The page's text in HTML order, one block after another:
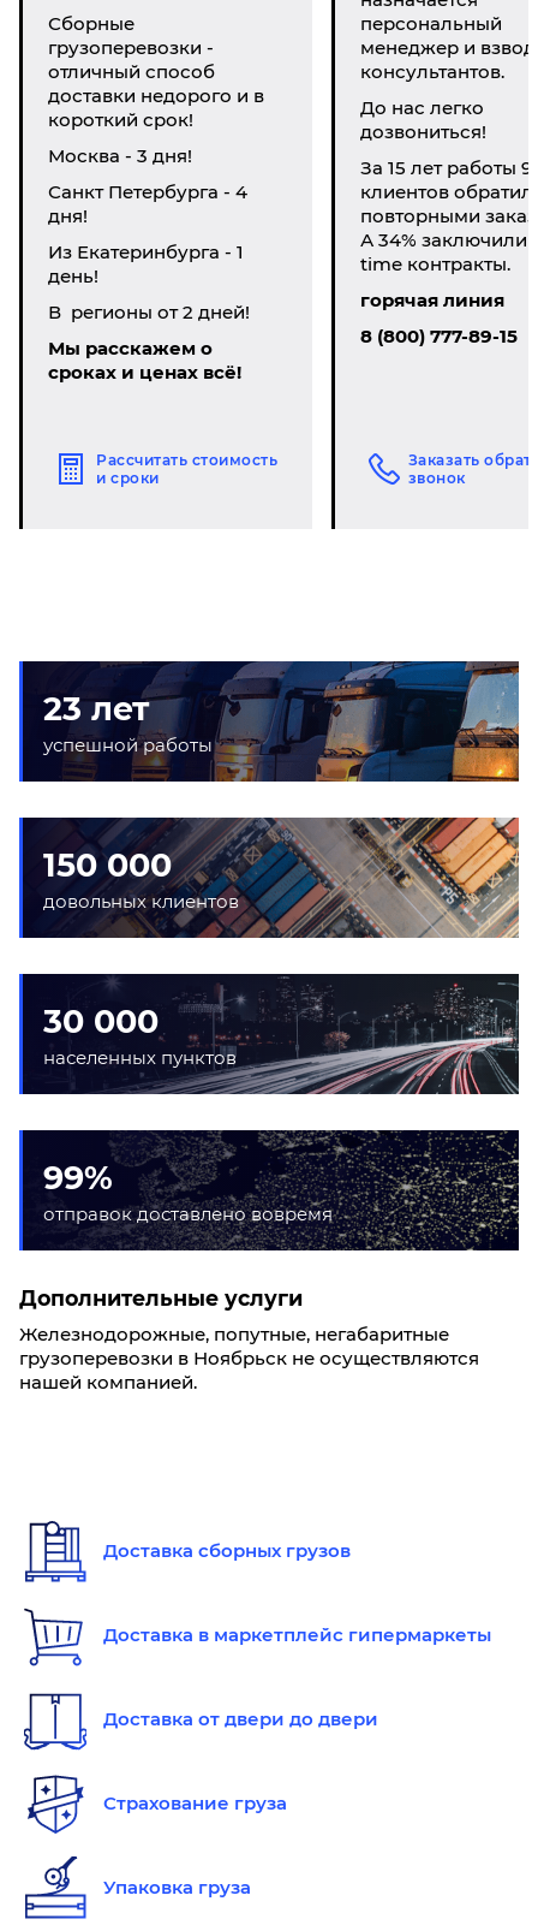
Сборные
грузоперевозки -
отличный способ
доставки недорого и в
короткий срок!
Москва - 3 дня!
Санкт Петербурга - 4
дня!
Из Екатеринбурга - 1
день!
В регионы от 2 дней!
Мы расскажем о
сроках и ценах всё!
Рассчитать стоимость
и сроки
персональный
менеджер и взвод
консультантов.
До нас легко
дозвониться!
За 15 лет работы
клиентов
повторными
А 34% заключили
time контракты.
горячая линия
8 (800) 777-89-15
Заказать
звонок
23 лет
успешной работы
150 000
довольных клиентов
30 000
населенных пунктов
99%
отправок доставлено вовремя
Дополнительные услуги
Железнодорожные, попутные, негабаритные
грузоперевозки в Ноябрьск не осуществляются
нашей компанией.
Доставка сборных грузов
Доставка в маркетплейс гипермаркеты
Доставка от двери до двери
Страхование груза
Упаковка груза